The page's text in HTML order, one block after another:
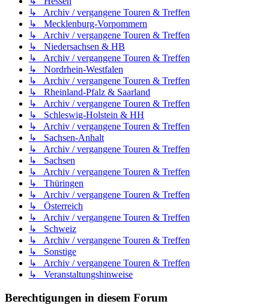
↳ Archiv / vergangene Touren & Treffen
↳ Mecklenburg-Vorpommern
↳ Archiv / vergangene Touren & Treffen
↳ Niedersachsen & HB
↳ Archiv / vergangene Touren & Treffen
↳ Nordrhein-Westfalen
↳ Archiv / vergangene Touren & Treffen
↳ Rheinland-Pfalz & Saarland
↳ Archiv / vergangene Touren & Treffen
↳ Schleswig-Holstein & HH
↳ Archiv / vergangene Touren & Treffen
↳ Sachsen-Anhalt
↳ Archiv / vergangene Touren & Treffen
↳ Sachsen
↳ Archiv / vergangene Touren & Treffen
↳ Thüringen
↳ Archiv / vergangene Touren & Treffen
↳ Österreich
↳ Archiv / vergangene Touren & Treffen
↳ Schweiz
↳ Archiv / vergangene Touren & Treffen
↳ Sonstige
↳ Archiv / vergangene Touren & Treffen
↳ Veranstaltungshinweise
Berechtigungen in diesem Forum